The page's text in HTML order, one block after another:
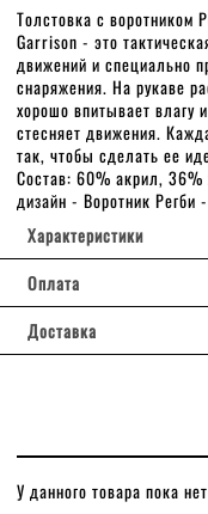
Толстовка с воротником
Garrison - это
движений и специально
снаряжения. На рукаве
хорошо впитывает
стесняет движения.
так, чтобы сделать ее
Состав: 60% акрил, 36%
дизайн - Воротник
Характеристики
Оплата
Доставка
У данного товара пока